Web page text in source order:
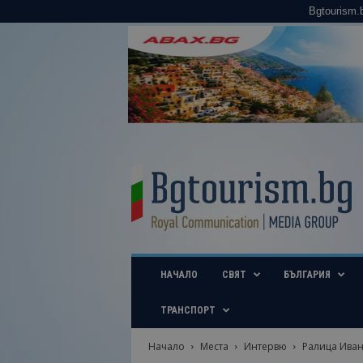
u
i
b
НАЧАЛО СВЯТ БЪЛГАРИЯ
ТРАНСПОРТ
Начало Места Интервю
Ралица